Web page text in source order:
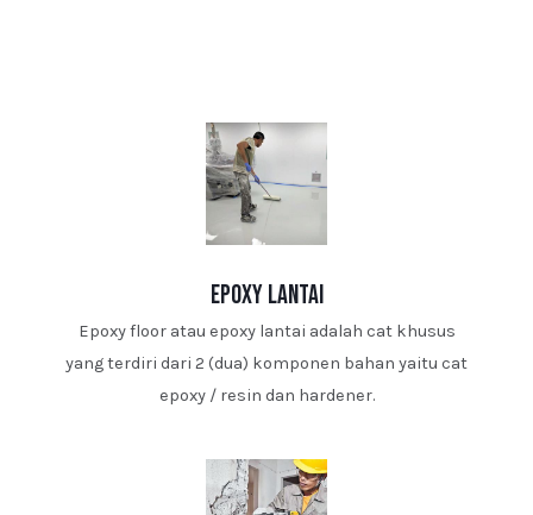
epoxy lantai
Epoxy floor atau epoxy lantai adalah cat khusus
yang terdiri dari 2 (dua) komponen bahan yaitu cat
epoxy / resin dan hardener.